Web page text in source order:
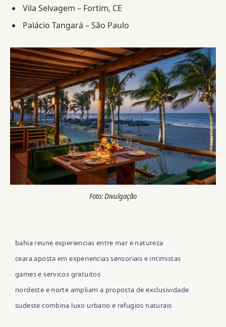
Vila Selvagem – Fortim, CE
Palácio Tangará – São Paulo
Foto: Divulgação
bahia reune experiencias entre mar e natureza
ceara aposta em experiencias sensoriais e intimistas
games e servicos gratuitos
nordeste e norte ampliam a proposta de exclusividade
sudeste combina luxo urbano e refugios naturais